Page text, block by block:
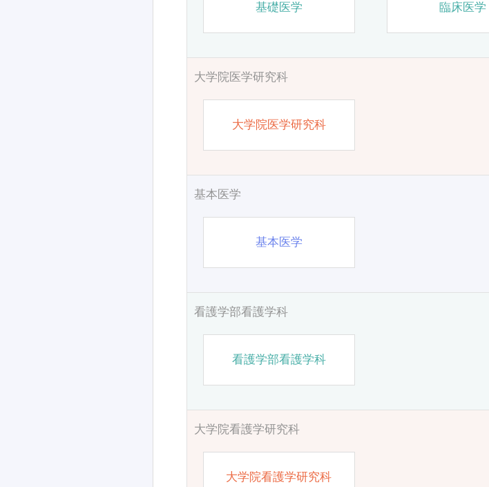
基礎医学 臨床医学
大学院医学研究科
大学院医学研究科
基本医学
基本医学
看護学部看護学科
看護学部看護学科
大学院看護学研究科
大学院看護学研究科